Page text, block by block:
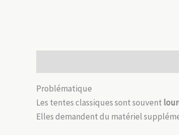
Problématique
Les tentes classiques sont souvent
Elles demandent du matériel